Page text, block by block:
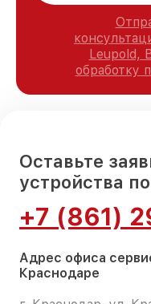
Leupold,
обработку
Оставьте
устройства
+7 (861)
Адрес офиса
Краснодаре